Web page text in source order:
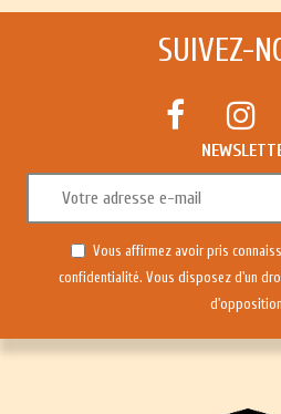
SUIVEZ-
Vous affirmez avoir pris
confidentialité. Vous disposez d'un